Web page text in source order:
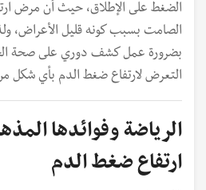
الضغط على الإطلاق، حيث أن مرض
الصامت بسبب كونه قليل الأعراض،
بضرورة عمل كشف دوري على صحة
التعرض لارتفاع ضغط الدم بأي شكل
الرياضة وفوائدها
ارتفاع ضغط الدم